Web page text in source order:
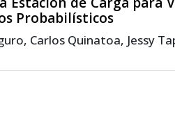
Probabilísticos
Carlos Quinatoa, Jessy